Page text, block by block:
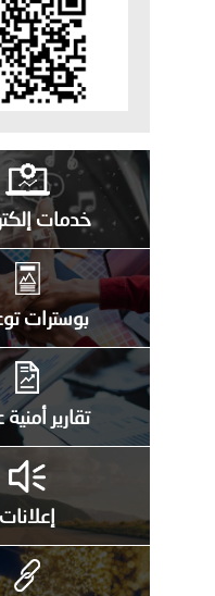
خدمات
بوسترات
تقارير أمنية
إعلانات